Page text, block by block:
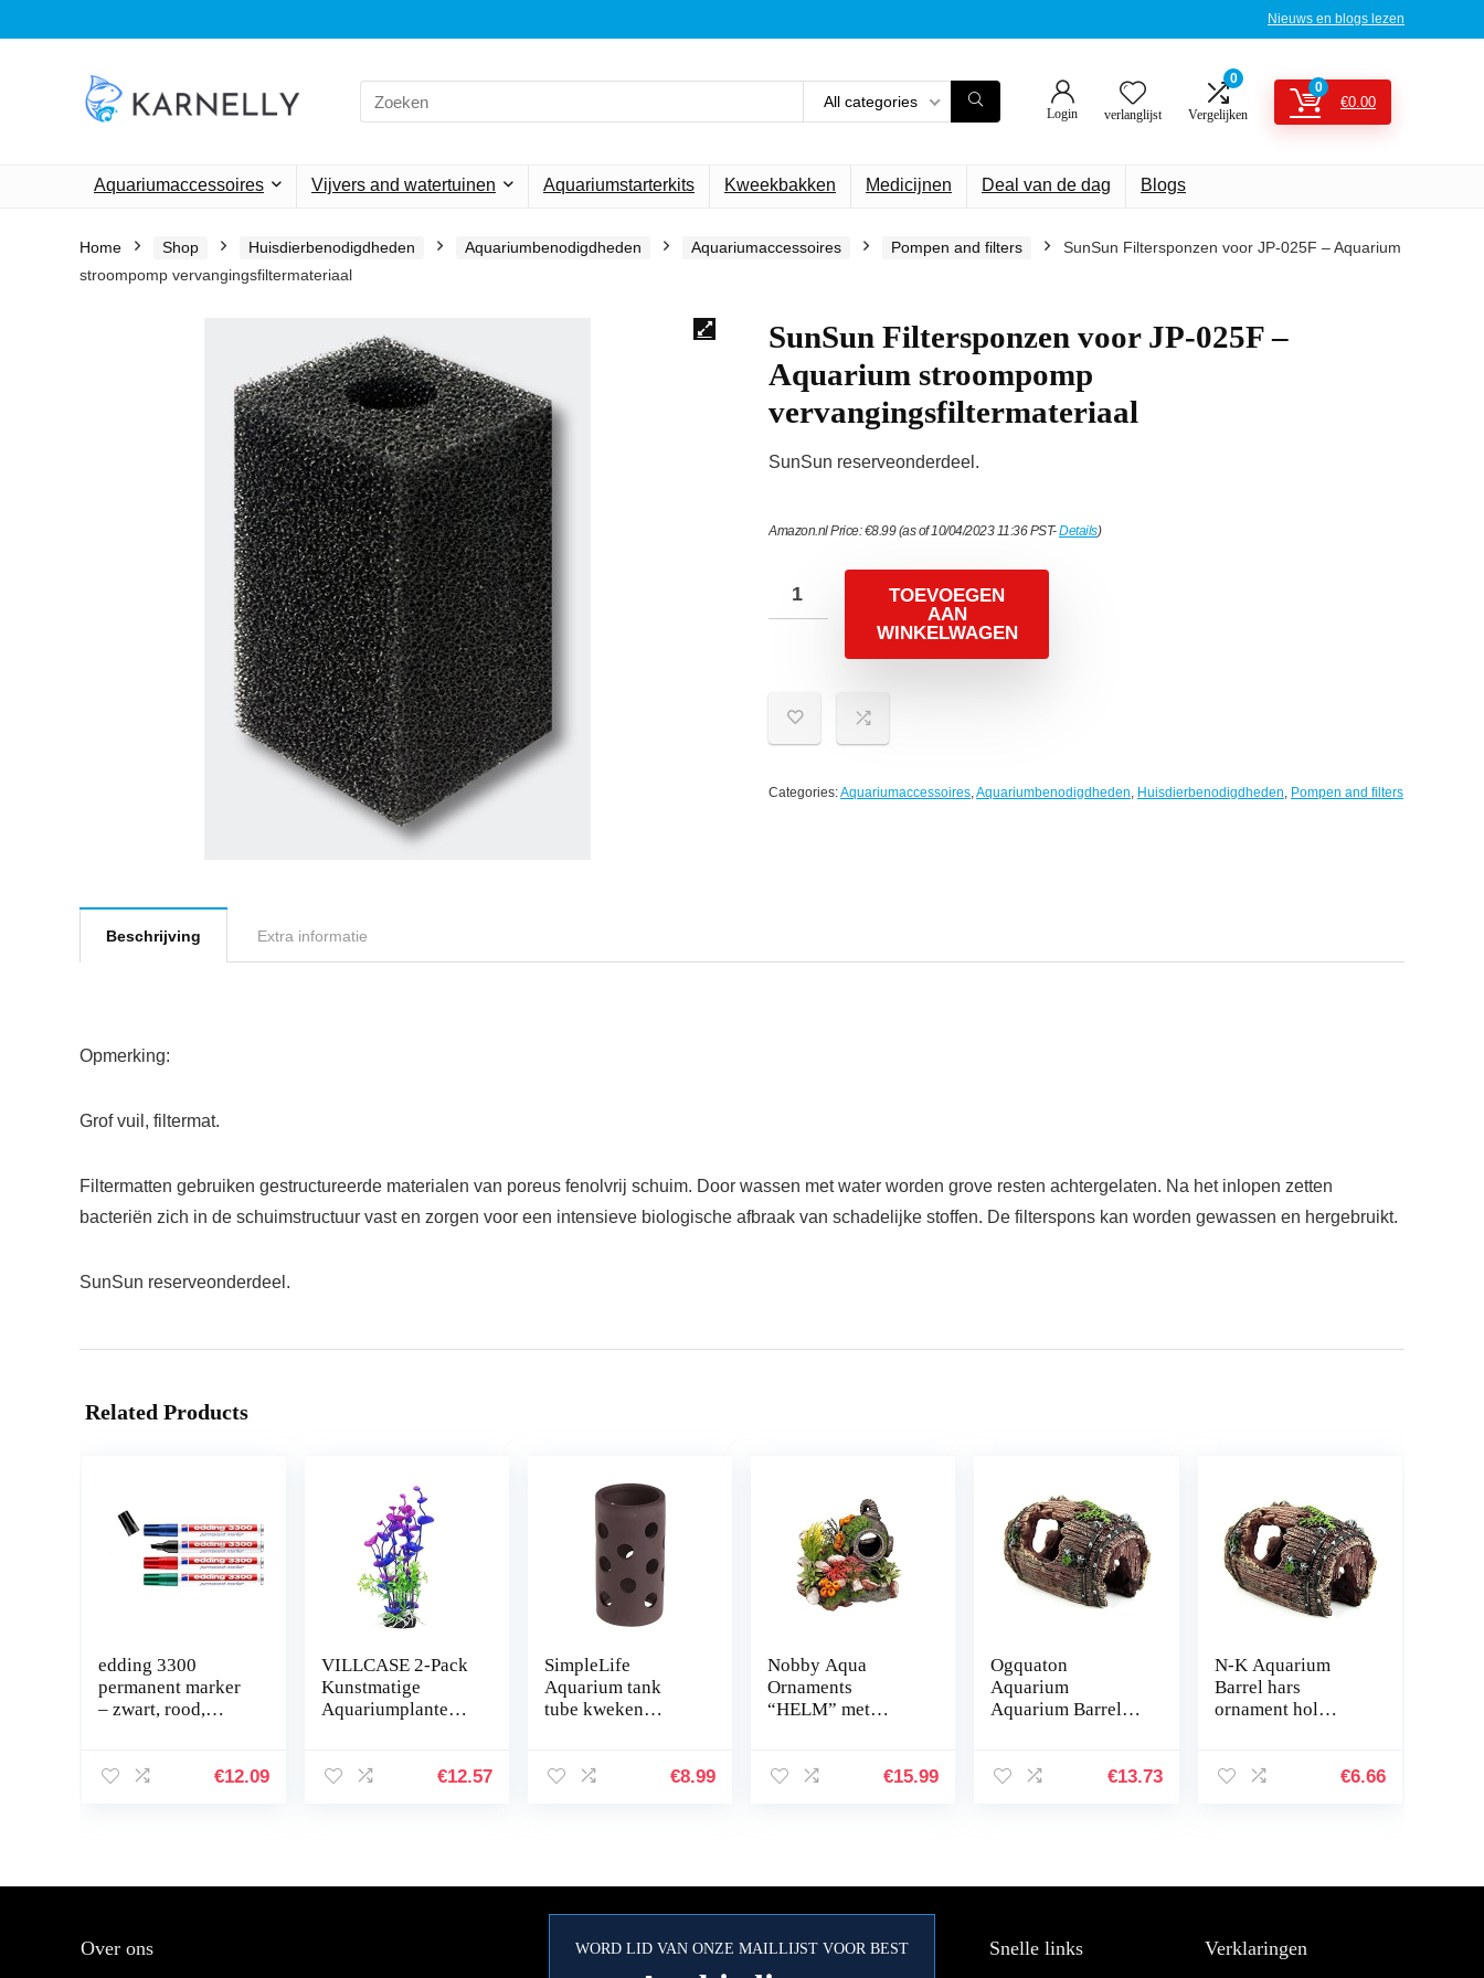
Nieuws en blogs lezen
Search
for:
All categories
Login verlanglijst
0
Vergelijken
0
€0.00
Aquariumaccessoires Vijvers and watertuinen Aquariumstarterkits Kweekbakken Medicijnen Deal van de dag Blogs
Home Shop Huisdierbenodigdheden Aquariumbenodigdheden Aquariumaccessoires Pompen and filters
SunSun Filtersponzen voor JP-025F – Aquarium
stroompomp vervangingsfiltermateriaal
SunSun Filtersponzen voor JP-025F –
Aquarium stroompomp
vervangingsfiltermateriaal
SunSun reserveonderdeel.
Amazon.nl Price:€8.99(as of 10/04/2023 11:36 PST-Details)
TOEVOEGEN
AAN
WINKELWAGEN
Categories:Aquariumaccessoires,Aquariumbenodigdheden, Huisdierbenodigdheden, Pompen and filters
Beschrijving Extra informatie
Opmerking:
Grof vuil, filtermat.
Filtermatten gebruiken gestructureerde materialen van poreus fenolvrij schuim. Door wassen met water worden grove resten achtergelaten. Na het inlopen zetten
bacteriën zich in de schuimstructuur vast en zorgen voor een intensieve biologische afbraak van schadelijke stoffen. De filterspons kan worden gewassen en hergebruikt.
SunSun reserveonderdeel.
Related Products
edding 3300
permanent marker
– zwart, rood,
1-5 mm –
€12.09
VILLCASE 2-Pack
Kunstmatige
Aquariumplanten
Inrichting Plastic
€12.57
SimpleLife
Aquarium tank
tube kweken
visgarnalen plant
€8.99
Nobby Aqua
Ornaments
“HELM” met
€15.99
Ogquaton
Aquarium
Aquarium Barrel
landschapsbouw
€13.73
N-K Aquarium
Barrel hars
ornament hol
e bruin stabiele
€6.66
Over ons WORD LID VAN ONZE MAILLIJST VOOR BEST Snelle links Verklaringen